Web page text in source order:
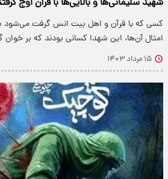
شهید سلیمانی‌ها و بالایی‌ها با قرآن اوج
کسی که با قرآن و اهل بیت انس گرفت می‌شود
امثال آن‌ها، این شهدا کسانی بودند که بر
۱۵ مرداد ۱۴۰۳